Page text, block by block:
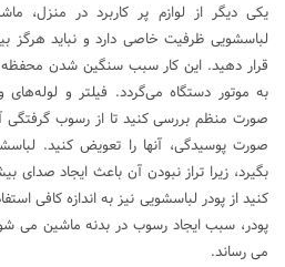
یکی دیگر از لوازم پر کاربرد در منزل،
لباسشویی ظرفیت خاصی دارد و نباید
قرار دهید. این کار سبب سنگین شدن
به موتور دستگاه می‌گردد. فیلتر و
صورت منظم بررسی کنید تا از رسوب گرفتگی
صورت پوسیدگی، آنها را تعویض کنید.
بگیرد، زیرا تراز نبودن آن باعث ایجاد
کنید از پودر لباسشویی نیز به اندازه کافی
پودر، سبب ایجاد رسوب در بدنه ماشین می
می‌ رساند.